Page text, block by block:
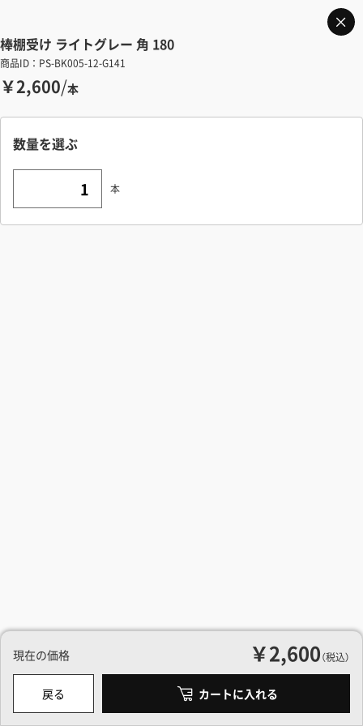
棒棚受け ライトグレー 角 180
商品ID：PS-BK005-12-G141
￥2,600/本
数量を選ぶ
本
現在の価格 ￥2,600（税込）
カートに入れる
戻る